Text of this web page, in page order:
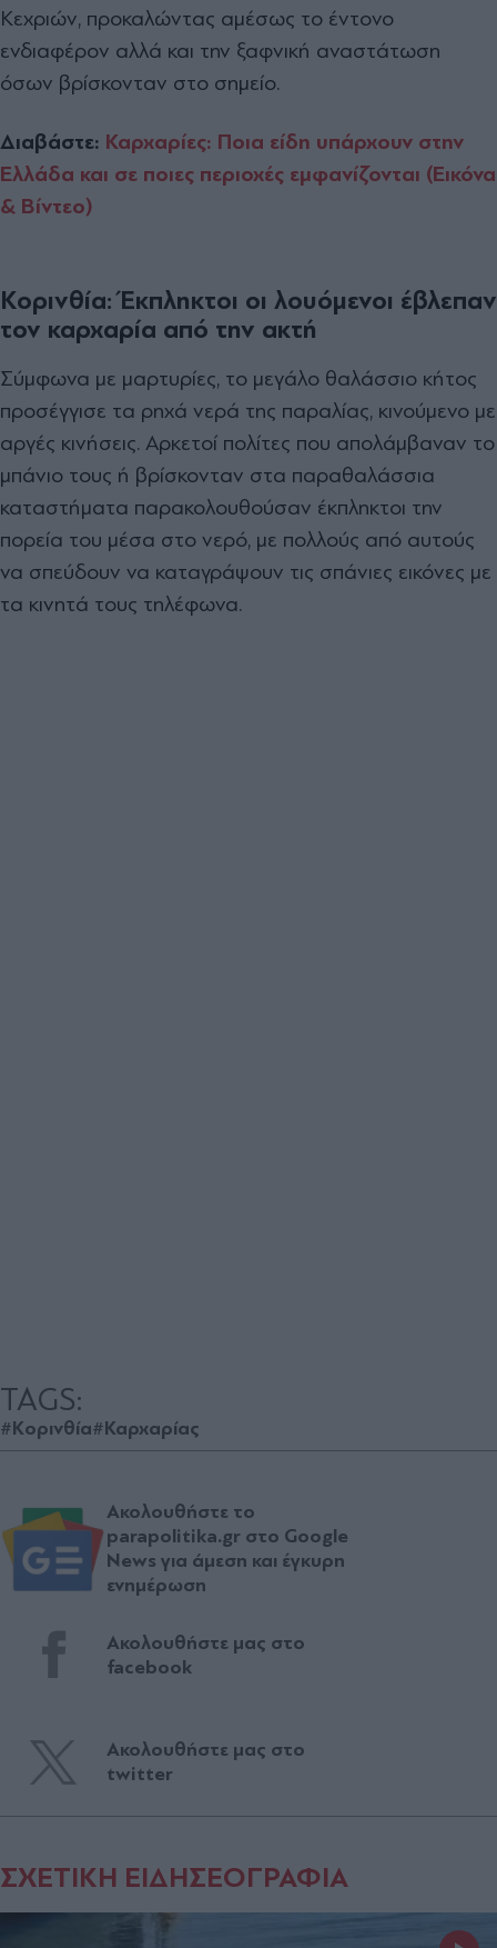
Κεχριών, προκαλώντας αμέσως το έντονο
ενδιαφέρον αλλά και την ξαφνική αναστάτωση
όσων βρίσκονταν στο σημείο.
Διαβάστε: Καρχαρίες: Ποια είδη υπάρχουν στην
Ελλάδα και σε ποιες περιοχές εμφανίζονται (Εικόνα
& Βίντεο)
Κορινθία: Έκπληκτοι οι λουόμενοι έβλεπαν
τον καρχαρία από την ακτή
Σύμφωνα με μαρτυρίες, το μεγάλο θαλάσσιο κήτος
προσέγγισε τα ρηχά νερά της παραλίας, κινούμενο με
αργές κινήσεις. Αρκετοί πολίτες που απολάμβαναν το
μπάνιο τους ή βρίσκονταν στα παραθαλάσσια
καταστήματα παρακολουθούσαν έκπληκτοι την
πορεία του μέσα στο νερό, με πολλούς από αυτούς
να σπεύδουν να καταγράψουν τις σπάνιες εικόνες με
τα κινητά τους τηλέφωνα.
TAGS:
#Κορινθία#Καρχαρίας
Ακολουθήστε το
parapolitika.gr στο Google
News για άμεση και έγκυρη
ενημέρωση
Ακολουθήστε μας στο
facebook
Ακολουθήστε μας στο
twitter
ΣΧΕΤΙΚΗ ΕΙΔΗΣΕΟΓΡΑΦΙΑ